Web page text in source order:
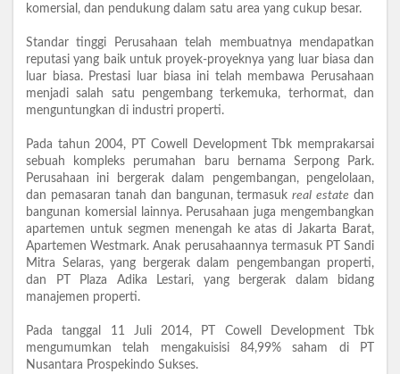
komersial, dan pendukung dalam satu area yang cukup besar.
Standar tinggi Perusahaan telah membuatnya mendapatkan
reputasi yang baik untuk proyek-proyeknya yang luar biasa dan
luar biasa. Prestasi luar biasa ini telah membawa Perusahaan
menjadi salah satu pengembang terkemuka, terhormat, dan
menguntungkan di industri properti.
Pada tahun 2004, PT Cowell Development Tbk memprakarsai
sebuah kompleks perumahan baru bernama Serpong Park.
Perusahaan ini bergerak dalam pengembangan, pengelolaan,
dan pemasaran tanah dan bangunan, termasukreal estate dan
bangunan komersial lainnya. Perusahaan juga mengembangkan
apartemen untuk segmen menengah ke atas di Jakarta Barat,
Apartemen Westmark. Anak perusahaannya termasuk PT Sandi
Mitra Selaras, yang bergerak dalam pengembangan properti,
dan PT Plaza Adika Lestari, yang bergerak dalam bidang
manajemen properti.
Pada tanggal 11 Juli 2014, PT Cowell Development Tbk
mengumumkan telah mengakuisisi 84,99% saham di PT
Nusantara Prospekindo Sukses.